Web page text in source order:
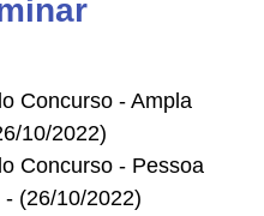
Concurso - Ampla
10/2022)
Concurso - Pessoa
(26/10/2022)